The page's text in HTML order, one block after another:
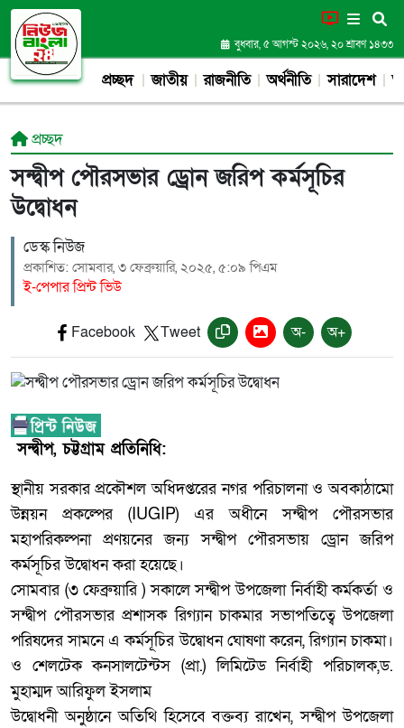
বুধবার, ৫ আগস্ট ২০২৬, ২০ শ্রাবণ ১৪৩৩
প্রচ্ছদ জাতীয় রাজনীতি অর্থনীতি সারাদেশ
প্রচ্ছদ
সন্দ্বীপ পৌরসভার ড্রোন জরিপ কর্মসূচির
উদ্বোধন
ডেস্ক নিউজ
প্রকাশিত: সোমবার, ৩ ফেব্রুয়ারি, ২০২৫, ৫:০৯ পিএম
ই-পেপার প্রিন্ট ভিউ
Facebook Tweet অ- অ+
সন্দ্বীপ, চট্টগ্রাম প্রতিনিধি:
স্থানীয় সরকার প্রকৌশল অধিদপ্তরের নগর পরিচালনা ও অবকাঠামো
উন্নয়ন প্রকল্পের (IUGIP) এর অধীনে সন্দ্বীপ পৌরসভার
মহাপরিকল্পনা প্রণয়নের জন্য সন্দ্বীপ পৌরসভায় ড্রোন জরিপ
কর্মসূচির উদ্বোধন করা হয়েছে।
সোমবার (৩ ফেব্রুয়ারি ) সকালে সন্দ্বীপ উপজেলা নির্বাহী কর্মকর্তা ও
সন্দ্বীপ পৌরসভার প্রশাসক রিগ্যান চাকমার সভাপতিত্বে উপজেলা
পরিষদের সামনে এ কর্মসূচির উদ্বোধন ঘোষণা করেন, রিগ্যান চাকমা।
ও শেলটেক কনসালটেন্টস (প্রা.) লিমিটেড নির্বাহী পরিচালক,ড.
মুহাম্মদ আরিফুল ইসলাম
উদ্বোধনী অনুষ্ঠানে অতিথি হিসেবে বক্তব্য রাখেন, সন্দ্বীপ উপজেলা